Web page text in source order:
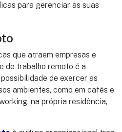
para gerenciar as suas
que atraem empresas e
de trabalho remoto é a
de exercer as
ambientes, como em cafés e
na própria residência,